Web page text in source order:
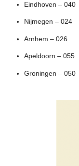
Eindhoven – 040
Nijmegen – 024
Arnhem – 026
Apeldoorn – 055
Groningen – 050